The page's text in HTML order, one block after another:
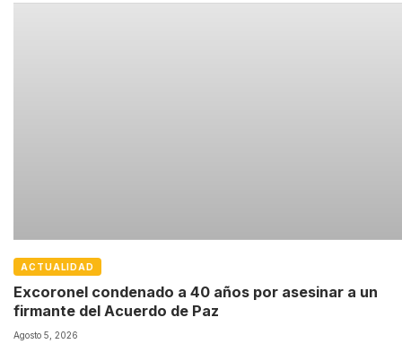
ACTUALIDAD
Excoronel condenado a 40 años por asesinar a un
firmante del Acuerdo de Paz
Agosto 5, 2026